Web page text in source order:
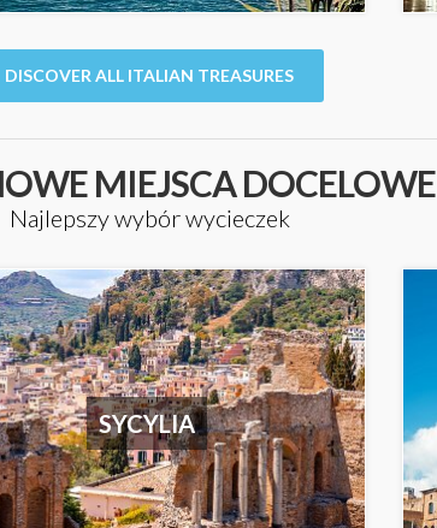
DISCOVER ALL ITALIAN TREASURES
MIEJSCA DOCELOWE
Najlepszy wybór wycieczek
SYCYLIA